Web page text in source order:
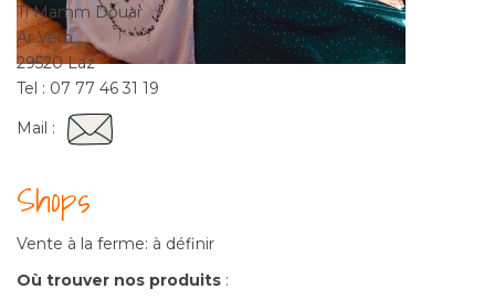
Shops
Vente à la ferme: à définir
Où trouver nos produits :
Ti Mamm Douar
Ar Vern
29520 Laz
Tel : 07 77 46 31 19
Mail :